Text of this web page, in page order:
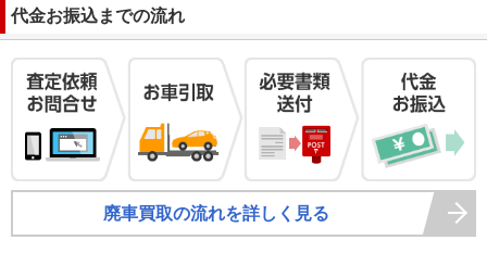
代金お振込までの流れ
廃車買取の流れを詳しく見る